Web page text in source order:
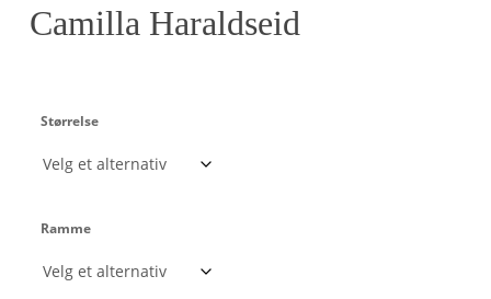
Camilla Haraldseid
Størrelse
Ramme